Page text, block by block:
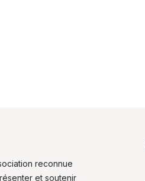
reconnue
et soutenir